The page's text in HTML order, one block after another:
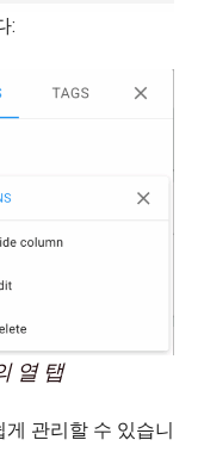
:
열 탭
관리할 수 있습니